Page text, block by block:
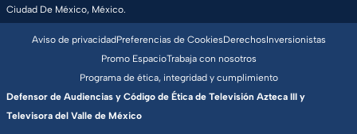
Ciudad De México, México.
Aviso de privacidadPreferencias de CookiesDerechosInversionistas
Promo EspacioTrabaja con nosotros
Programa de ética, integridad y cumplimiento
Defensor de Audiencias y Código de Ética de Televisión Azteca III y
Televisora del Valle de México